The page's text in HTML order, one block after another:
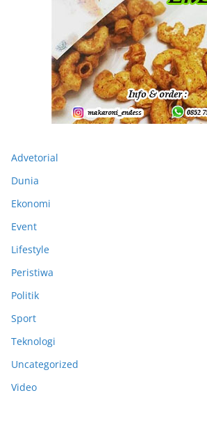
Advetorial
Dunia
Ekonomi
Event
Lifestyle
Peristiwa
Politik
Sport
Teknologi
Uncategorized
Video